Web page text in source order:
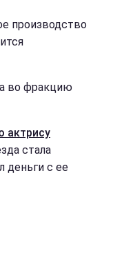
производство
во фракцию
актрису
стала
деньги с ее